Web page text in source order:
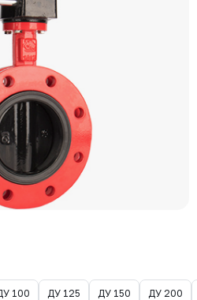
rus.com
для связи
пав. 31
100 ДУ 125 ДУ 150 ДУ 200